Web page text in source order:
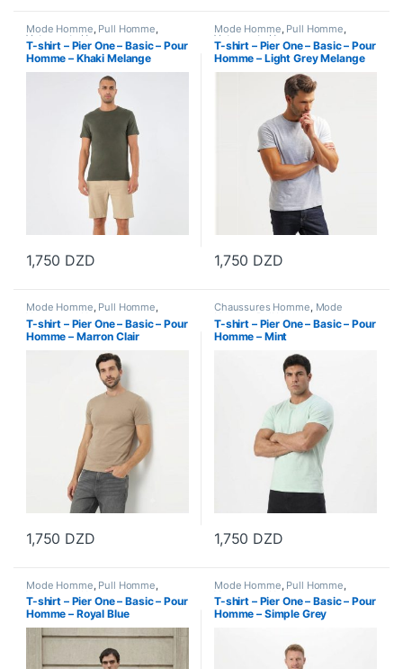
Mode Homme, Pull Homme,
Vetements Homme
T-shirt – Pier One – Basic – Pour
Homme – Khaki Melange
1,750 DZD
Ce produit a plusieurs variations. Les options peuvent être
Mode Homme, Pull Homme,
Vetements Homme
T-shirt – Pier One – Basic – Pour
Homme – Light Grey Melange
1,750 DZD
Ce produit a plusieurs
Mode Homme, Pull Homme,
Vetements Homme
T-shirt – Pier One – Basic – Pour
Homme – Marron Clair
1,750 DZD
Ce produit a plusieurs variations. Les options peuvent être
Chaussures Homme, Mode
Homme Pull Homme
T-shirt – Pier One – Basic – Pour
Homme – Mint
1,750 DZD
Ce produit a plusieurs
Mode Homme Pull Homme
Vetements Homme
T-shirt – Pier One – Basic – Pour
Homme – Royal Blue
Mode Homme Pull Homme
Vetements Homme
T-shirt – Pier One – Basic – Pour
Homme – Simple Grey